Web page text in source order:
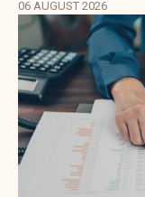
06 AUGUST 2026